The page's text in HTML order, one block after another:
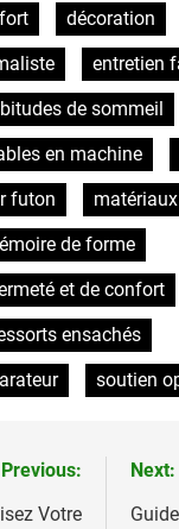
décoration
entretien
de sommeil
en machine
futon
de forme
et de confort
ensachés
soutien
Previous:
Votre
Next: